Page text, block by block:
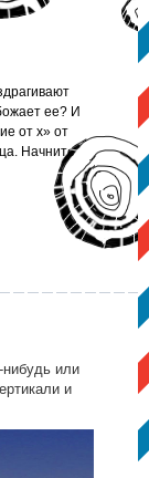
ее? И
от х» от
Начните
нибудь или
и